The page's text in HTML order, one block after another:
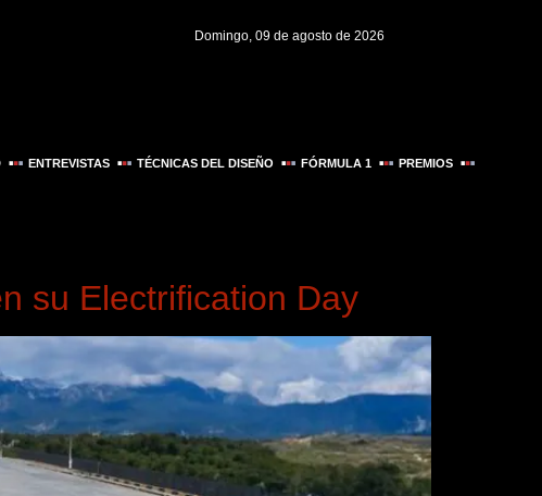
Domingo, 09 de agosto de 2026
ENTREVISTAS TÉCNICAS DEL DISEÑO FÓRMULA 1
PREMIOS
su Electrification Day